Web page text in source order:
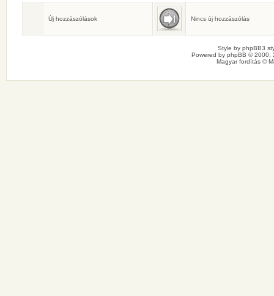
Születésnaposok
Ma senkinek sincs születésnapja.
Új hozzászólások Nincs új hozzászólás
Style by phpBB3
Powered by phpBB © 2000,
Magyar fordítás ©